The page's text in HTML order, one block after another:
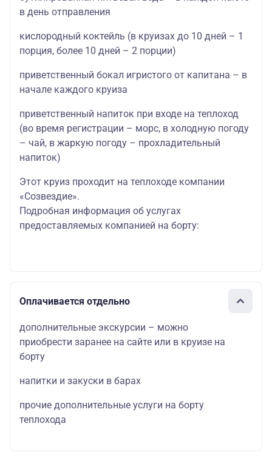
в день отправления
кислородный коктейль (в круизах до 10 дней – 1
порция, более 10 дней – 2 порции)
приветственный бокал игристого от капитана – в
начале каждого круиза
приветственный напиток при входе на теплоход
(во время регистрации – морс, в холодную погоду
– чай, в жаркую погоду – прохладительный
напиток)
Этот круиз проходит на теплоходе компании
«Созвездие».
Подробная информация об услугах
предоставляемых компанией на борту:
Оплачивается отдельно
дополнительные экскурсии – можно
приобрести заранее на сайте или в круизе на
борту
напитки и закуски в барах
прочие дополнительные услуги на борту
теплохода